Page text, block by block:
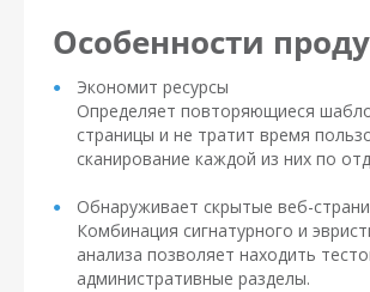
Особенности
Экономит ресурсы
Определяет повторяющиеся
страницы и не тратит время
сканирование каждой из них по
Обнаруживает скрытые веб-
Комбинация сигнатурного и
анализа позволяет находить
административные разделы.